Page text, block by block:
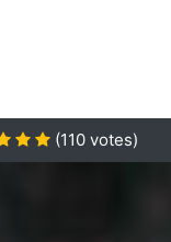
(110 votes)